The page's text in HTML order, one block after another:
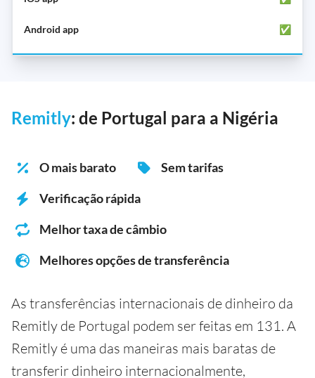
✅
Remitly: de Portugal para a Nigéria
O mais barato
Sem tarifas
Verificação rápida
Melhor taxa de câmbio
Melhores opções de transferência
As transferências internacionais de dinheiro da
Remitly de Portugal podem ser feitas em 131. A
Remitly é uma das maneiras mais baratas de
transferir dinheiro internacionalmente,